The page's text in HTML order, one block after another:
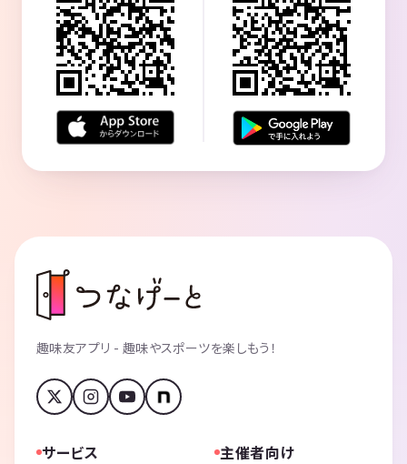
趣味友アプリ - 趣味やスポーツを楽しもう！
サービス 主催者向け